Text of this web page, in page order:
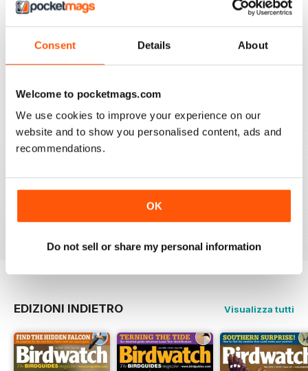
Consent Details About
Welcome to pocketmags.com
We use cookies to improve your experience on our
website and to show you personalised content, ads and
recommendations.
OK
Do not sell or share my personal information
be having. The content & additional videos are worth it
alone however, downloading & reopening the
magazine on my ipad2 has been a problem... It has
froze & failed to download on two separate occasions.
An email to pocketmag quickly resolved the issue. A
future 5star set up im sure once these minor issues
This is a great magazine and a must for any bird fan
Recensito 23 novembre 2012
EDIZIONI INDIETRO Visualizza tutti